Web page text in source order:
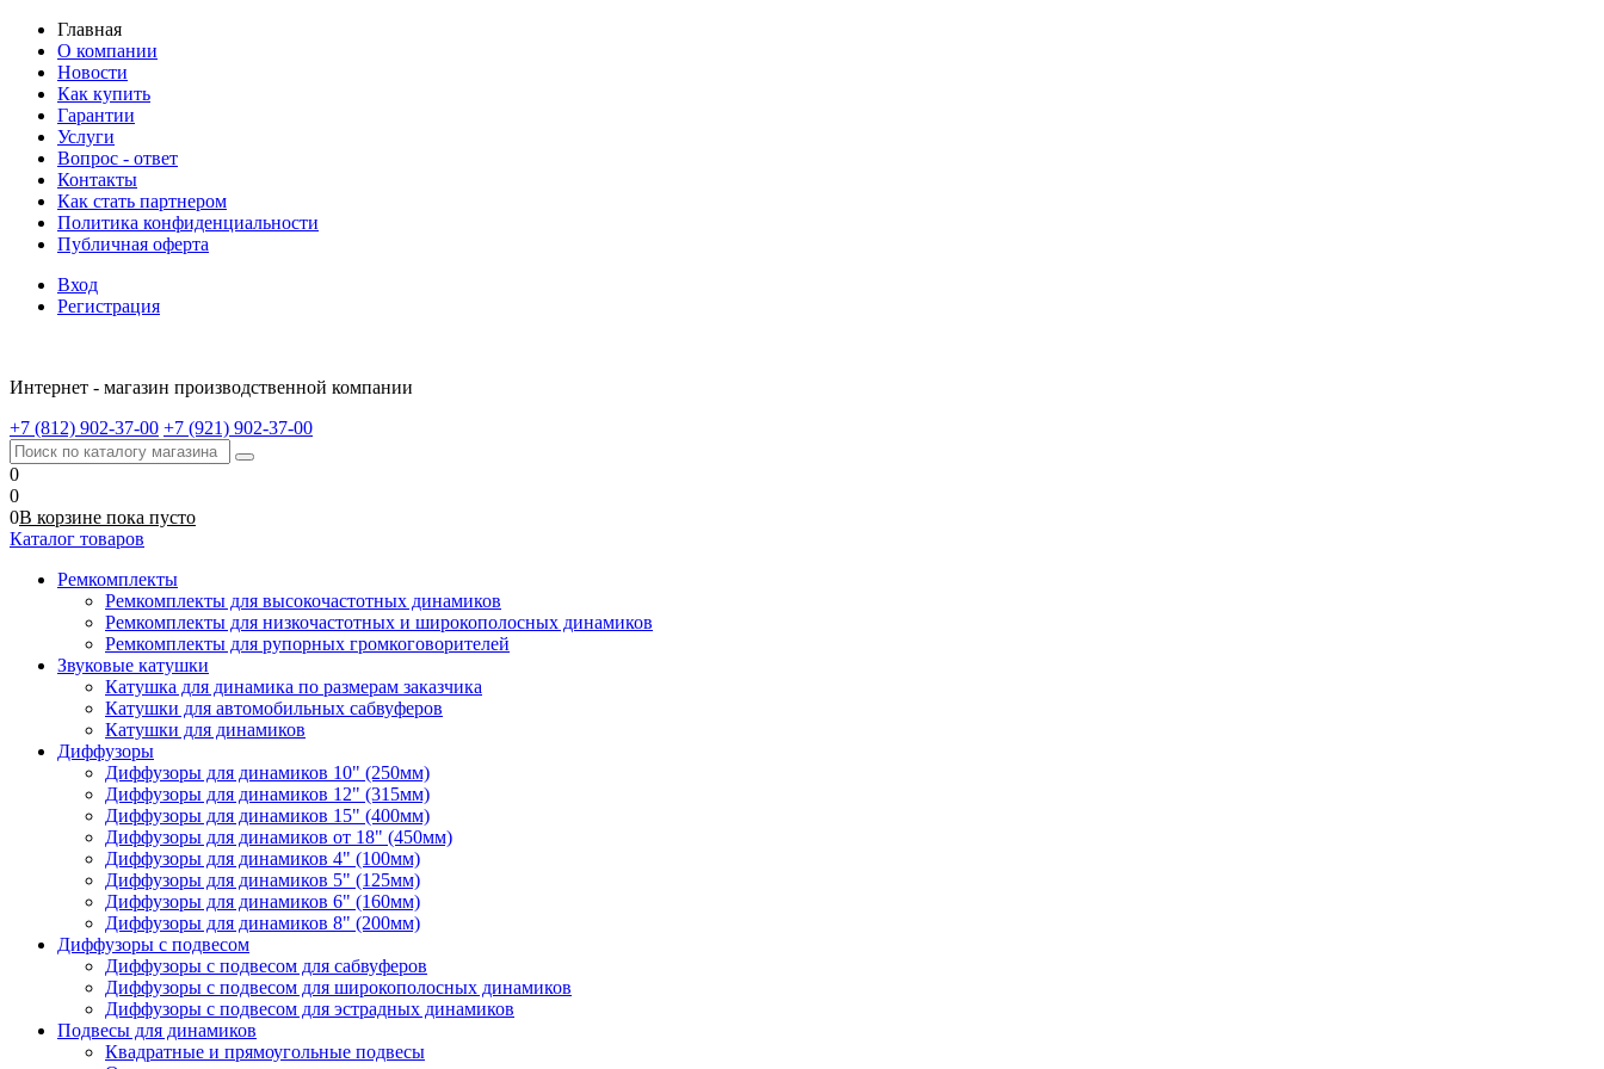
Главная
О компании
Новости
Как купить
Гарантии
Услуги
Вопрос - ответ
Контакты
Как стать партнером
Политика конфиденциальности
Публичная оферта
Вход
Регистрация
Интернет - магазин производственной компании
+7 (812) 902-37-00 +7 (921) 902-37-00
0
0
0В корзине пока пусто
Каталог товаров
Ремкомплекты
Ремкомплекты для высокочастотных динамиков
Ремкомплекты для низкочастотных и широкополосных динамиков
Ремкомплекты для рупорных громкоговорителей
Звуковые катушки
Катушка для динамика по размерам заказчика
Катушки для автомобильных сабвуферов
Катушки для динамиков
Диффузоры
Диффузоры для динамиков 10" (250мм)
Диффузоры для динамиков 12" (315мм)
Диффузоры для динамиков 15" (400мм)
Диффузоры для динамиков от 18" (450мм)
Диффузоры для динамиков 4" (100мм)
Диффузоры для динамиков 5" (125мм)
Диффузоры для динамиков 6" (160мм)
Диффузоры для динамиков 8" (200мм)
Диффузоры с подвесом
Диффузоры с подвесом для сабвуферов
Диффузоры с подвесом для широкополосных динамиков
Диффузоры с подвесом для эстрадных динамиков
Подвесы для динамиков
Квадратные и прямоугольные подвесы